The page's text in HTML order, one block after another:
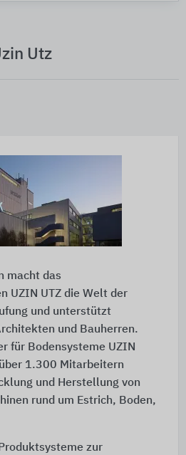
Utz
macht das
UZIN UTZ die Welt der
und unterstützt
und Bauherren.
für Bodensysteme UZIN
1.300 Mitarbeitern
und Herstellung von
rund um Estrich, Boden,
zur